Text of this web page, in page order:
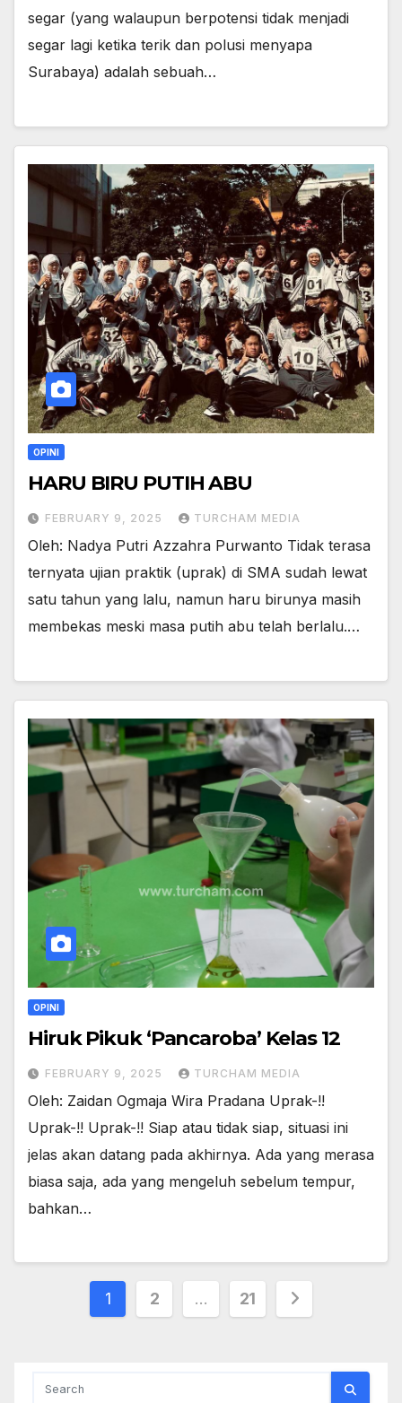
segar (yang walaupun berpotensi tidak menjadi
segar lagi ketika terik dan polusi menyapa
Surabaya) adalah sebuah…
OPINI
HARU BIRU PUTIH ABU
FEBRUARY 9, 2025 TURCHAM MEDIA
Oleh: Nadya Putri Azzahra Purwanto Tidak terasa
ternyata ujian praktik (uprak) di SMA sudah lewat
satu tahun yang lalu, namun haru birunya masih
membekas meski masa putih abu telah berlalu.…
OPINI
Hiruk Pikuk ‘Pancaroba’ Kelas 12
FEBRUARY 9, 2025 TURCHAM MEDIA
Oleh: Zaidan Ogmaja Wira Pradana Uprak-!!
Uprak-!! Uprak-!! Siap atau tidak siap, situasi ini
jelas akan datang pada akhirnya. Ada yang merasa
biasa saja, ada yang mengeluh sebelum tempur,
bahkan…
Posts
1 2 … 21